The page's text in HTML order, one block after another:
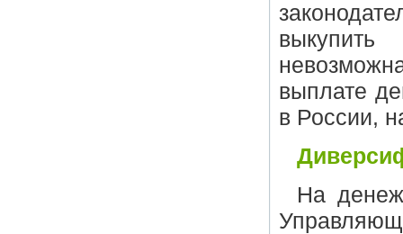
выплате
в России,
На